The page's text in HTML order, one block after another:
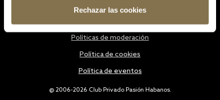
Rechazar las cookies
@ 2006-2026 Club Privado Pasión Habanos.
Políticas de moderación
Política de cookies
Política de eventos